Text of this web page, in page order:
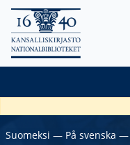
Suomeksi ― På svenska ―